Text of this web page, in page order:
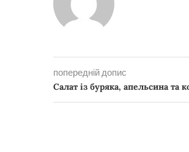
попередній допис
Салат із буряка, апельсина та